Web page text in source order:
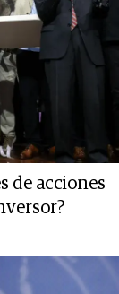
de acciones